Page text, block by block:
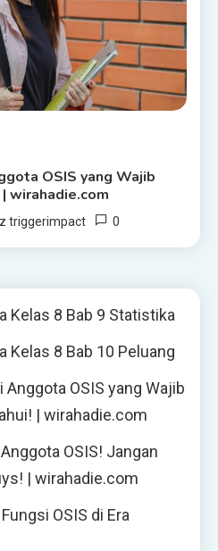
OSIS yang Wajib
wirahadie.com
triggerimpact 0
Kelas 8 Bab 9 Statistika
Kelas 8 Bab 10 Peluang
Anggota OSIS yang Wajib
| wirahadie.com
OSIS! Jangan
| wirahadie.com
OSIS di Era